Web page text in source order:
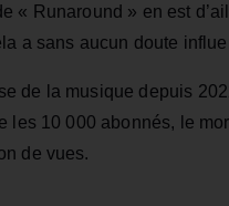
« Runaround » en est
a sans aucun doute
de la musique depuis
les 10 000 abonnés, le
de vues.